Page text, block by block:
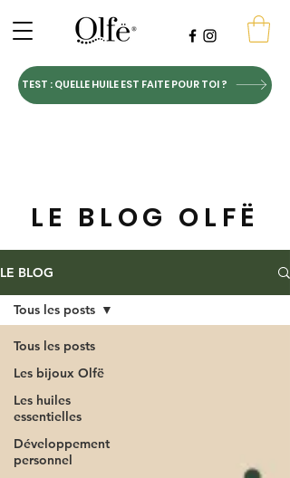
TEST : QUELLE HUILE EST FAITE POUR TOI ?
LE BLOG OLFË
LE BLOG
Tous les posts
Les bijoux Olfë
Les huiles
essentielles
Développement
personnel
Tous les posts